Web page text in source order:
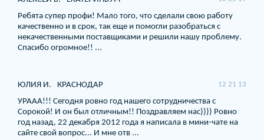
Ребята супер профи! Мало того, что сделали свою работу
качественно и в срок, так еще и помогли разобраться с
некачественными поставщиками и решили нашу проблему.
Спасибо огромное!! ...
ЮЛИЯ И. КРАСНОДАР 12 21 13
УРААА!!! Сегодня ровно год нашего сотрудничества с
Сорокой! И он был отличным!! Поздравляем нас)))) Ровно
год назад, 22 декабря 2012 года я написала в мини-чате на
сайте свой вопрос... И мне отв ...